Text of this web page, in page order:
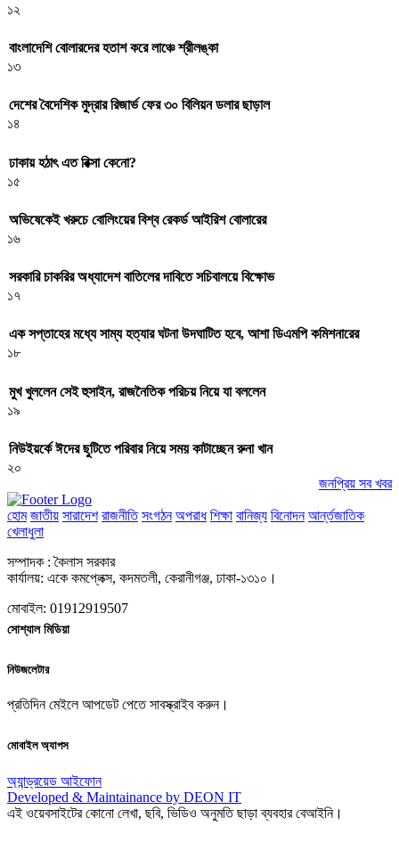
১২
বাংলাদেশি বোলারদের হতাশ করে লাঞ্চে শ্রীলঙ্কা
১৩
দেশের বৈদেশিক মুদ্রার রিজার্ভ ফের ৩০ বিলিয়ন ডলার ছাড়াল
১৪
ঢাকায় হঠাৎ এত রিক্সা কেনো?
১৫
অভিষেকেই খরুচে বোলিংয়ের বিশ্ব রেকর্ড আইরিশ বোলারের
১৬
সরকারি চাকরির অধ্যাদেশ বাতিলের দাবিতে সচিবালয়ে বিক্ষোভ
১৭
এক সপ্তাহের মধ্যে সাম্য হত্যার ঘটনা উদঘাটিত হবে, আশা ডিএমপি কমিশনারের
১৮
মুখ খুললেন সেই হুসাইন, রাজনৈতিক পরিচয় নিয়ে যা বললেন
১৯
নিউইয়র্কে ঈদের ছুটিতে পরিবার নিয়ে সময় কাটাচ্ছেন রুনা খান
২০
জনপ্রিয় সব খবর
হোম জাতীয় সারাদেশ রাজনীতি সংগঠন অপরাধ শিক্ষা বানিজ্য বিনোদন আর্ন্তজাতিক
খেলাধুলা
সম্পাদক : কৈলাস সরকার
কার্যালয়: একে কমপ্লেক্স, কদমতলী, কেরানীগঞ্জ, ঢাকা-১৩১০।
মোবাইল: 01912919507
সোশ্যাল মিডিয়া
নিউজলেটার
প্রতিদিন মেইলে আপডেট পেতে সাবস্ক্রাইব করুন।
মোবাইল অ্যাপস
অ্যান্ড্রয়েড আইফোন
Developed & Maintainance by DEON IT
এই ওয়েবসাইটের কোনো লেখা, ছবি, ভিডিও অনুমতি ছাড়া ব্যবহার বেআইনি।